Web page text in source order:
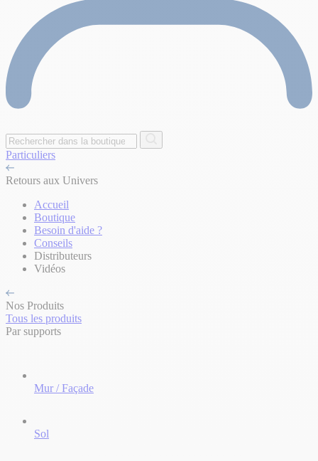
Particuliers
Retours aux Univers
Accueil
Boutique
Besoin d'aide ?
Conseils
Distributeurs
Vidéos
Nos Produits
Tous les produits
Par supports
Mur / Façade
Sol